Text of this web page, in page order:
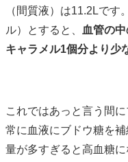
（間質液）は11.2Lです
ル）とすると、
血管の
キャラメル1個分より少
これではあっと言う間
常に血液にブドウ糖を
量が多すぎると高血糖